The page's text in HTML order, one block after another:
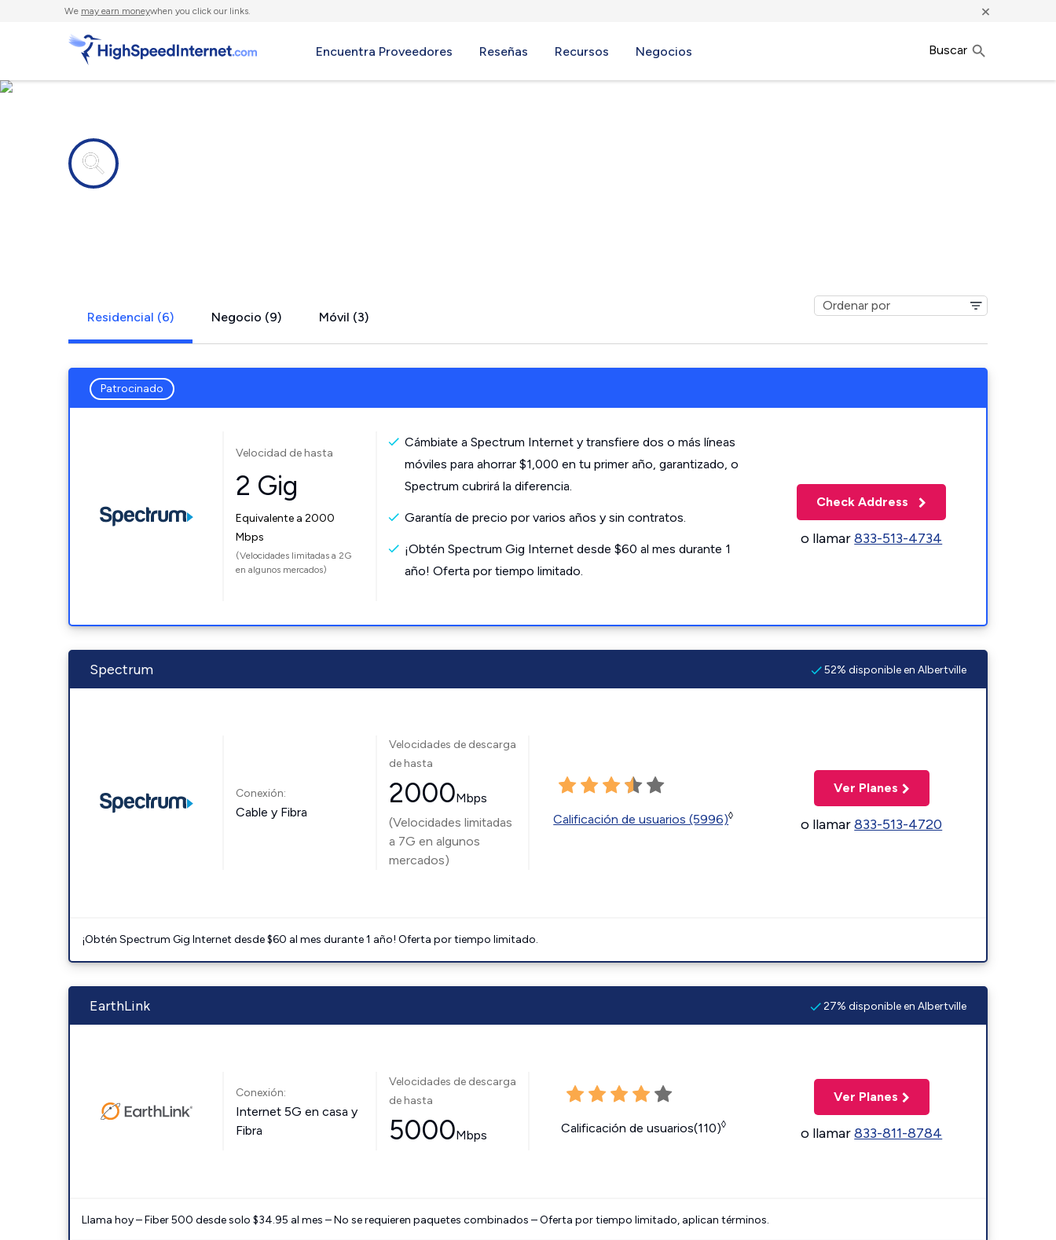
We may earn moneywhen you click our links. ×
Encuentra Proveedores Reseñas Recursos Negocios Buscar
Residencial (6) Negocio (9) Móvil (3)
Patrocinado
Velocidad de hasta
2 Gig
Equivalente a 2000
Mbps
(Velocidades limitadas a 2G
en algunos mercados)
Cámbiate a Spectrum Internet y transfiere dos o más líneas
móviles para ahorrar $1,000 en tu primer año, garantizado, o
Spectrum cubrirá la diferencia.
Garantía de precio por varios años y sin contratos.
¡Obtén Spectrum Gig Internet desde $60 al mes durante 1
año! Oferta por tiempo limitado.
Check Address
o llamar833-513-4734
Spectrum 52% disponible en Albertville
Conexión:
Cable y Fibra
Velocidades de descarga
de hasta
2000Mbps
(Velocidades limitadas
a 7G en algunos
mercados)
Calificación de usuarios (5996)◊
Ver Planes
o llamar833-513-4720
¡Obtén Spectrum Gig Internet desde $60 al mes durante 1 año! Oferta por tiempo limitado.
EarthLink 27% disponible en Albertville
Conexión:
Internet 5G en casa y
Fibra
Velocidades de descarga
de hasta
5000Mbps Calificación de usuarios(110)◊
Ver Planes
o llamar833-811-8784
Llama hoy – Fiber 500 desde solo $34.95 al mes – No se requieren paquetes combinados – Oferta por tiempo limitado, aplican términos.